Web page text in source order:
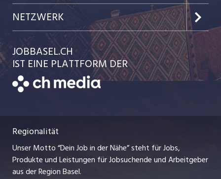
Jobs in der Stadt Basel
Jobs in der Stadt Liestal
Festanstellungen
Temporäre Jobs
Lehrstellen
Ferienjobs
Kundenlogin
Einzelinserat disponieren
Schnittstelle
Team
AGB
Datenschutzerklärung
Impressum
Stellenmeldepflicht
NETZWERK
jobbern.ch
zentraljob.ch
myjob.ch
jobzüri.ch
JOBBASEL.CH
IST EINE PLATTFORM DER
Regionalität
Unser Motto “Dein Job in der Nähe” steht für Jobs,
Produkte und Leistungen für Jobsuchende und Arbeitgeber
aus der Region Basel.